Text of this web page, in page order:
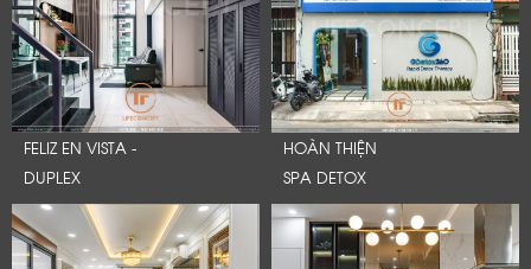
FELIZ EN VISTA -
DUPLEX
HOÀN THIỆN
SPA DETOX